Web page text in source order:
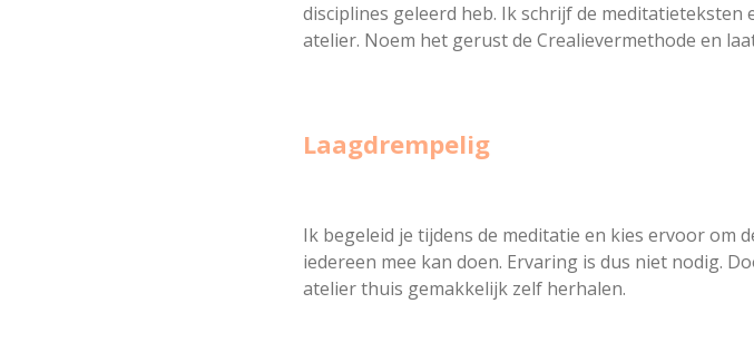
disciplines geleerd heb. Ik schrijf de
atelier. Noem het gerust de Crealievermethode en
Laagdrempelig
Ik begeleid je tijdens de meditatie en kies ervoor om
iedereen mee kan doen. Ervaring is dus niet nodig.
atelier thuis gemakkelijk zelf herhalen.